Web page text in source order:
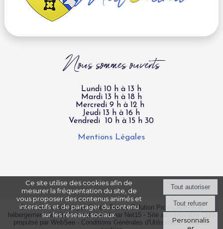
Nous sommes ouverts
Lundi 10 h à 13 h
Mardi 13 h à 18 h
Mercredi 9 h à 12 h
Jeudi 13 h à 16 h
Vendredi 10 h à 15 h 30
Mentions Légales
Site commercialisé par Centre France Solution Pro
Création et
hébergement du site Internet réalisé par Net15- Site administrable CMS
propulsé par WebSee- Conditions Générales d'Utilisation-Gérer les
Ce site utilise des cookies afin de
mesurer la fréquentation du site, de
vous proposer des contenus animés et
interactifs et de partager du contenu
sur les réseaux sociaux.
Personnalis